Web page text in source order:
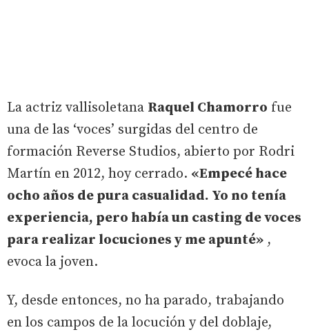
La actriz vallisoletana Raquel Chamorro fue
una de las ‘voces’ surgidas del centro de
formación Reverse Studios, abierto por Rodri
Martín en 2012, hoy cerrado. «Empecé hace
ocho años de pura casualidad. Yo no tenía
experiencia, pero había un casting de voces
para realizar locuciones y me apunté» ,
evoca la joven.
Y, desde entonces, no ha parado, trabajando
en los campos de la locución y del doblaje,